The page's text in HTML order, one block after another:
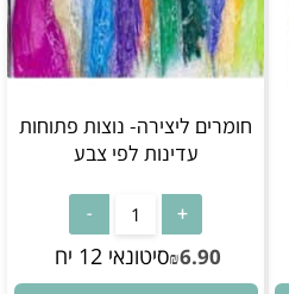
חומרים ליצירה- נוצות פתוחות
עדינות לפי צבע
₪6.90 סיטונאי 12 יח